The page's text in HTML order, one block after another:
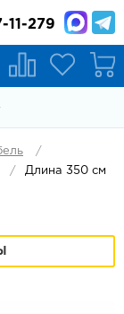
11-279
Длина 350 см